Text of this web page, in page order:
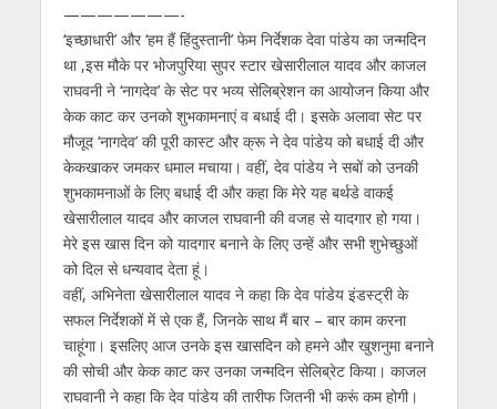
———————-
‘इच्‍छाधारी’ और ‘हम हैं हिंदुस्‍तानी’ फेम निर्देशक देवा पांडेय का जन्‍मदिन
था ,इस मौके पर भोजपुरिया सुपर स्‍टार खेसारीलाल यादव और काजल
राघवनी ने ‘नागदेव’ के सेट पर भव्‍य सेलिब्रेशन का आयोजन किया और
केक काट कर उनको शुभकामनाएं व बधाई दी। इसके अलावा सेट पर
मौजूद ‘नागदेव’ की पूरी कास्‍ट और क्रू ने देव पांडेय को बधाई दी और
केकखाकर जमकर धमाल मचाया। वहीं, देव पांडेय ने सबों को उनकी
शुभकामनाओं के लिए बधाई दी और कहा कि मेरे यह बर्थडे वाकई
खेसारीलाल यादव और काजल राघवानी की वजह से यादगार हो गया।
मेरे इस खास दिन को यादगार बनाने के लिए उन्‍हें और सभी शुभेच्‍छुओं
को दिल से धन्‍यवाद देता हूं।
वहीं, अभिनेता खेसारीलाल यादव ने कहा कि देव पांडेय इंडस्‍ट्री के
सफल निर्देशकों में से एक हैं, जिनके साथ मैं बार – बार काम करना
चाहूंगा। इसलिए आज उनके इस खासदिन को हमने और खुशनुमा बनाने
की सोची और केक काट कर उनका जन्‍मदिन सेलिब्रेट किया। काजल
राघवानी ने कहा कि देव पांडेय की तारीफ जितनी भी करूं कम होगी।